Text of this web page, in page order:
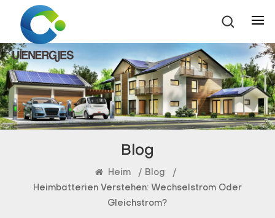
Blog
Heim / Blog
/
Heimbatterien Verstehen: Wechselstrom Oder
Gleichstrom?